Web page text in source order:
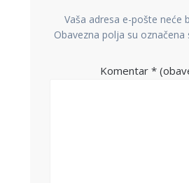
Vaša adresa e-pošte neće
Obavezna polja su označena
Komentar *